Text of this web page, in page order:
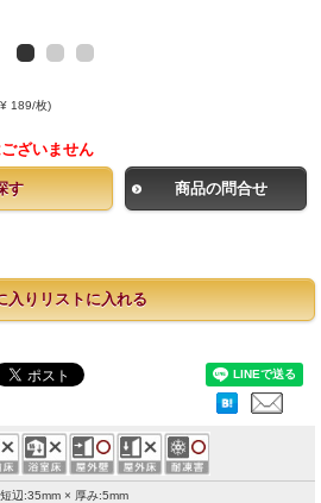
189/枚)
ざいません
す 商品の問合せ
入りリストに入れる
辺:35mm × 厚み:5mm